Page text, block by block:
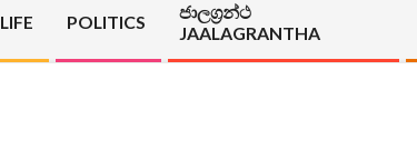
LIFE POLITICS
ජාලග්‍රන්ථ
JAALAGRANTHA